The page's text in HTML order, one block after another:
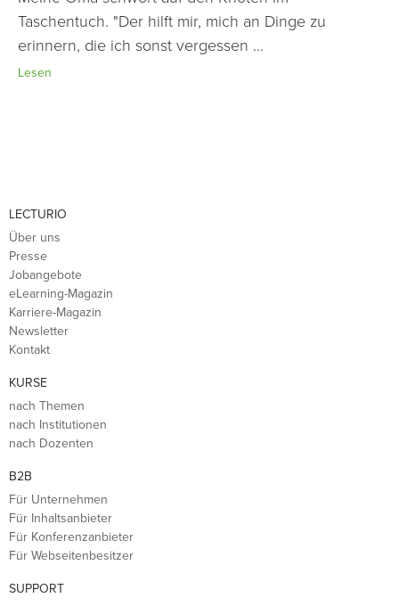
Taschentuch. "Der hilft mir, mich an Dinge zu
erinnern, die ich sonst vergessen ...
Lesen
LECTURIO
Über uns
Presse
Jobangebote
eLearning-Magazin
Karriere-Magazin
Newsletter
Kontakt
KURSE
nach Themen
nach Institutionen
nach Dozenten
B2B
Für Unternehmen
Für Inhaltsanbieter
Für Konferenzanbieter
Für Webseitenbesitzer
SUPPORT